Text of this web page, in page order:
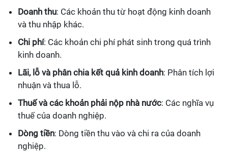
Doanh thu: Các khoản thu từ hoạt động kinh doanh
và thu nhập khác.
Chi phí: Các khoản chi phí phát sinh trong quá trình
kinh doanh.
Lãi, lỗ và phân chia kết quả kinh doanh: Phân tích lợi
nhuận và thua lỗ.
Thuế và các khoản phải nộp nhà nước: Các nghĩa vụ
thuế của doanh nghiệp.
Dòng tiền: Dòng tiền thu vào và chi ra của doanh
nghiệp.